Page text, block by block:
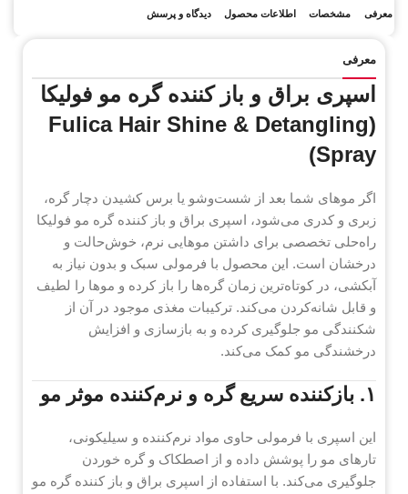
معرفی مشخصات اطلاعات محصول دیدگاه و پرسش
معرفی
اسپری براق‌ و باز کننده گره مو فولیکا
(Fulica Hair Shine & Detangling
Spray)
اگر موهای شما بعد از شست‌وشو یا برس کشیدن دچار گره،
زبری و کدری می‌شود، اسپری براق‌ و باز کننده گره مو فولیکا
راه‌حلی تخصصی برای داشتن موهایی نرم، خوش‌حالت و
درخشان است. این محصول با فرمولی سبک و بدون نیاز به
آبکشی، در کوتاه‌ترین زمان گره‌ها را باز کرده و موها را لطیف
و قابل شانه‌کردن می‌کند. ترکیبات مغذی موجود در آن از
شکنندگی مو جلوگیری کرده و به بازسازی و افزایش
درخشندگی مو کمک می‌کند.
۱. بازکننده سریع گره و نرم‌کننده موثر مو
این اسپری با فرمولی حاوی مواد نرم‌کننده و سیلیکونی،
تارهای مو را پوشش داده و از اصطکاک و گره خوردن
جلوگیری می‌کند. با استفاده از اسپری براق‌ و باز کننده گره مو